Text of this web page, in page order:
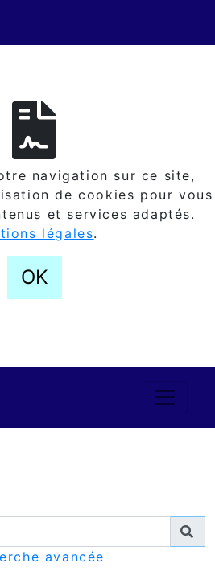
navigation sur ce site,
de cookies pour vous
et services adaptés.
légales.
OK
avancée